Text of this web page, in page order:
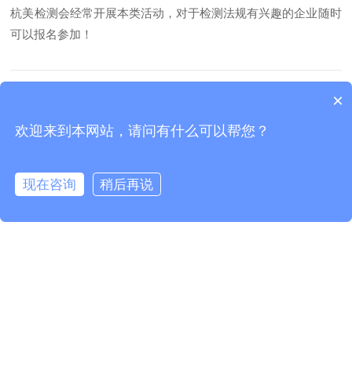
杭美检测会经常开展本类活动，对于检测法规有兴趣的企业随时
可以报名参加！
下一篇: 杭美检测亮相第二届数字贸易与全球供应链高峰论坛
×
欢迎来到本网站，请问有什么可以帮您？
现在咨询 稍后再说